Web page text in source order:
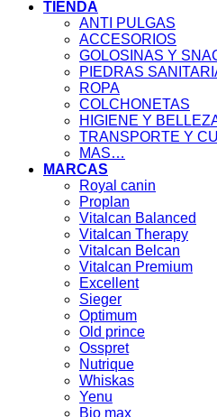
TIENDA
ANTI PULGAS
ACCESORIOS
GOLOSINAS Y
PIEDRAS
ROPA
COLCHONETAS
HIGIENE Y
TRANSPORTE Y
MAS…
MARCAS
Royal canin
Proplan
Vitalcan Balanced
Vitalcan Therapy
Vitalcan Belcan
Vitalcan Premium
Excellent
Sieger
Optimum
Old prince
Osspret
Nutrique
Whiskas
Yenu
Bio max